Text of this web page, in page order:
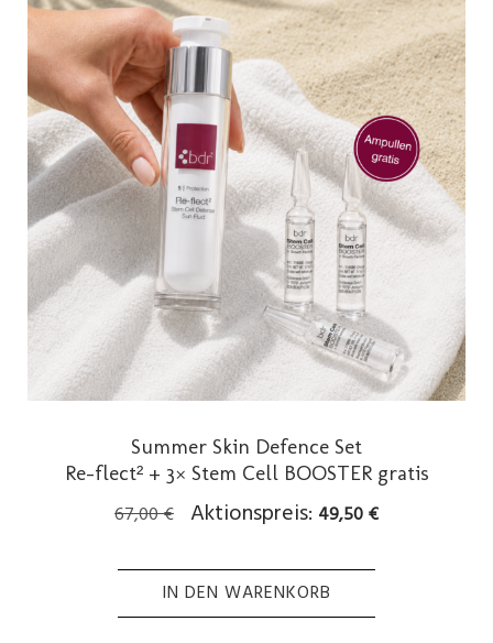
Varianten
auf.
Die
Optionen
können
auf
der
Produktseite
gewählt
werden
Summer Skin Defence Set
Re-flect² + 3× Stem Cell BOOSTER gratis
67,00€ Ursprünglicher
67,00 €
Aktionspreis: 49,50€Aktueller
IN DEN WARENKORB